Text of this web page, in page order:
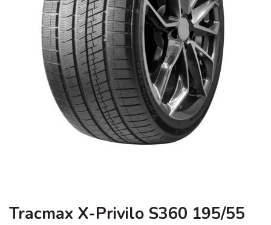
Tracmax X-Privilo S360 195/55